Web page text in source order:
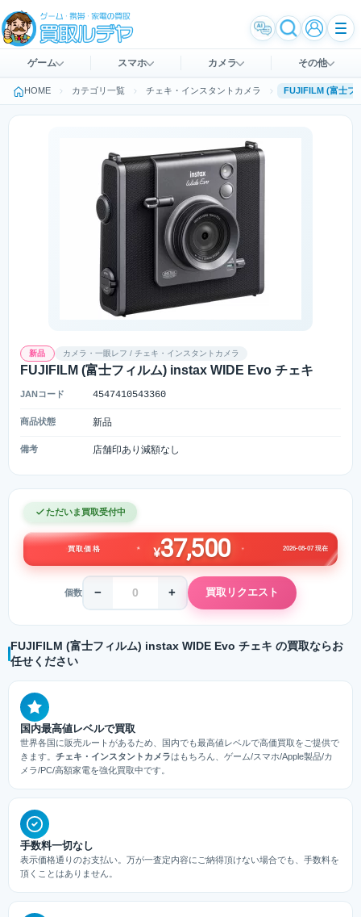
ゲーム スマホ カメラ その他
HOME カテゴリ一覧 チェキ・インスタントカメラ
新品 カメラ・一眼レフ / チェキ・インスタントカメラ
FUJIFILM (富士フィルム) instax WIDE Evo チェキ
JANコード 4547410543360
商品状態 新品
備考 店舗印あり減額なし
ただいま買取受付中
買取価格 ¥37,500 2026-08-07 現在
個数 − + 買取リクエスト
FUJIFILM (富士フィルム) instax WIDE Evo チェキ の買取ならお
任せください
国内最高値レベルで買取
世界各国に販売ルートがあるため、国内でも最高値レベルで高価買取をご提供で
きます。 チェキ・インスタントカメラはもちろん、ゲーム/スマホ/Apple製品/カ
メラ/PC/高額家電を強化買取中です。
手数料一切なし
表示価格通りのお支払い。万が一査定内容にご納得頂けない場合でも、手数料を
頂くことはありません。